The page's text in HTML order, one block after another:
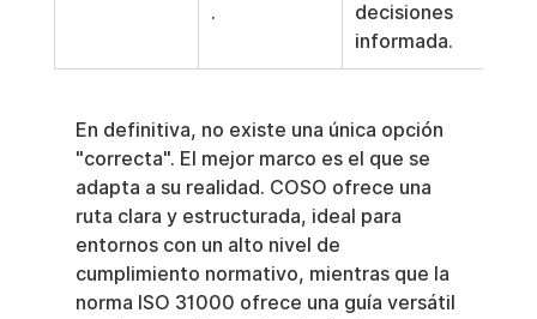
.
decisiones
informada.
En definitiva, no existe una única opción
"correcta". El mejor marco es el que se
adapta a su realidad. COSO ofrece una
ruta clara y estructurada, ideal para
entornos con un alto nivel de
cumplimiento normativo, mientras que la
norma ISO 31000 ofrece una guía versátil